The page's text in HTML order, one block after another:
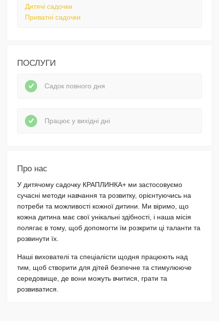
Дитячі садочки
Приватні садочки
ПОСЛУГИ
Садок повного дня
Працює у вихідні дні
Про нас
У дитячому садочку КРАПЛИНКА+ ми застосовуємо
сучасні методи навчання та розвитку, орієнтуючись на
потреби та можливості кожної дитини. Ми віримо, що
кожна дитина має свої унікальні здібності, і наша місія
полягає в тому, щоб допомогти їм розкрити ці таланти та
розвинути їх.
Наші вихователі та спеціалісти щодня працюють над
тим, щоб створити для дітей безпечне та стимулююче
середовище, де вони можуть вчитися, грати та
розвиватися.